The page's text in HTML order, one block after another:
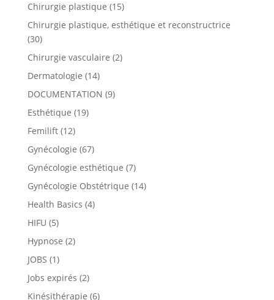
Chirurgie plastique (15)
Chirurgie plastique, esthétique et reconstructrice
(30)
Chirurgie vasculaire (2)
Dermatologie (14)
DOCUMENTATION (9)
Esthétique (19)
Femilift(12)
Gynécologie (67)
Gynécologie esthétique (7)
Gynécologie Obstétrique (14)
Health Basics (4)
HIFU (5)
Hypnose (2)
JOBS (1)
Jobs expirés (2)
Kinésithérapie (6)